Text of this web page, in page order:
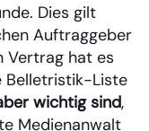
Dies gilt
Auftraggeber
Vertrag hat es
Belletristik-Liste
wichtig sind,
Medienanwalt